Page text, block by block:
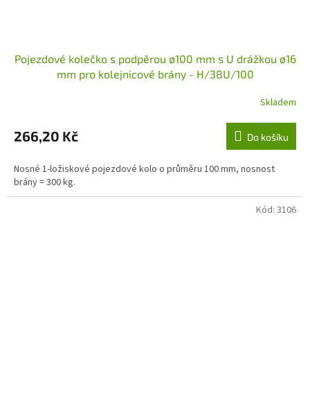
Pojezdové kolečko s podpěrou ø100 mm s U drážkou ø16
mm pro kolejnicové brány - H/38U/100
Skladem
266,20 Kč Do košíku
Nosné 1-ložiskové pojezdové kolo o průměru 100 mm, nosnost
brány = 300 kg.
Kód: 3106